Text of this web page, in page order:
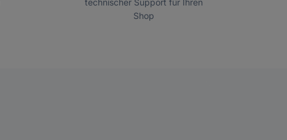
technischer Support für Ihren
Shop